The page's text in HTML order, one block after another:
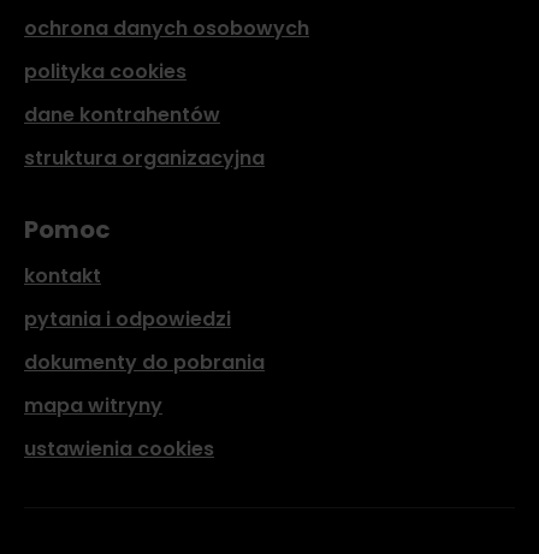
ochrona danych osobowych
polityka cookies
dane kontrahentów
struktura organizacyjna
Pomoc
kontakt
pytania i odpowiedzi
dokumenty do pobrania
mapa witryny
ustawienia cookies